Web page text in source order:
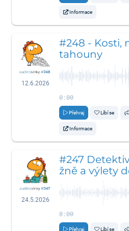
Informace
12.6.2026
#248 - Kosti,
tahouny
0:00
Přehraj Líbí se
Informace
24.5.2026
#247
žně a výlety
0:00
Přehraj Líbí se